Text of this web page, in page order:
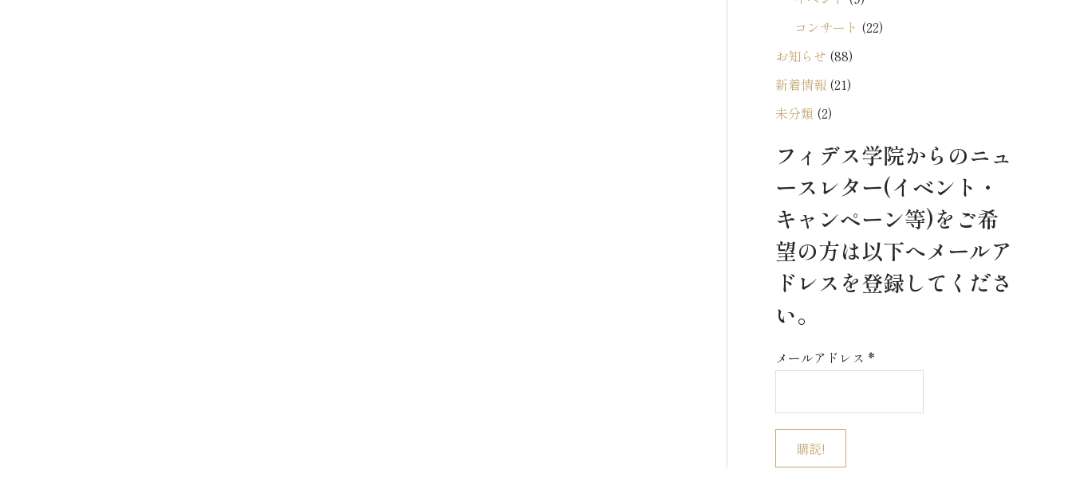
コンサート (22)
お知らせ (88)
新着情報 (21)
未分類 (2)
フィデス学院からのニュ
ースレター(イベント・
キャンペーン等)をご希
望の方は以下へメールア
ドレスを登録してくださ
い。
メールアドレス *